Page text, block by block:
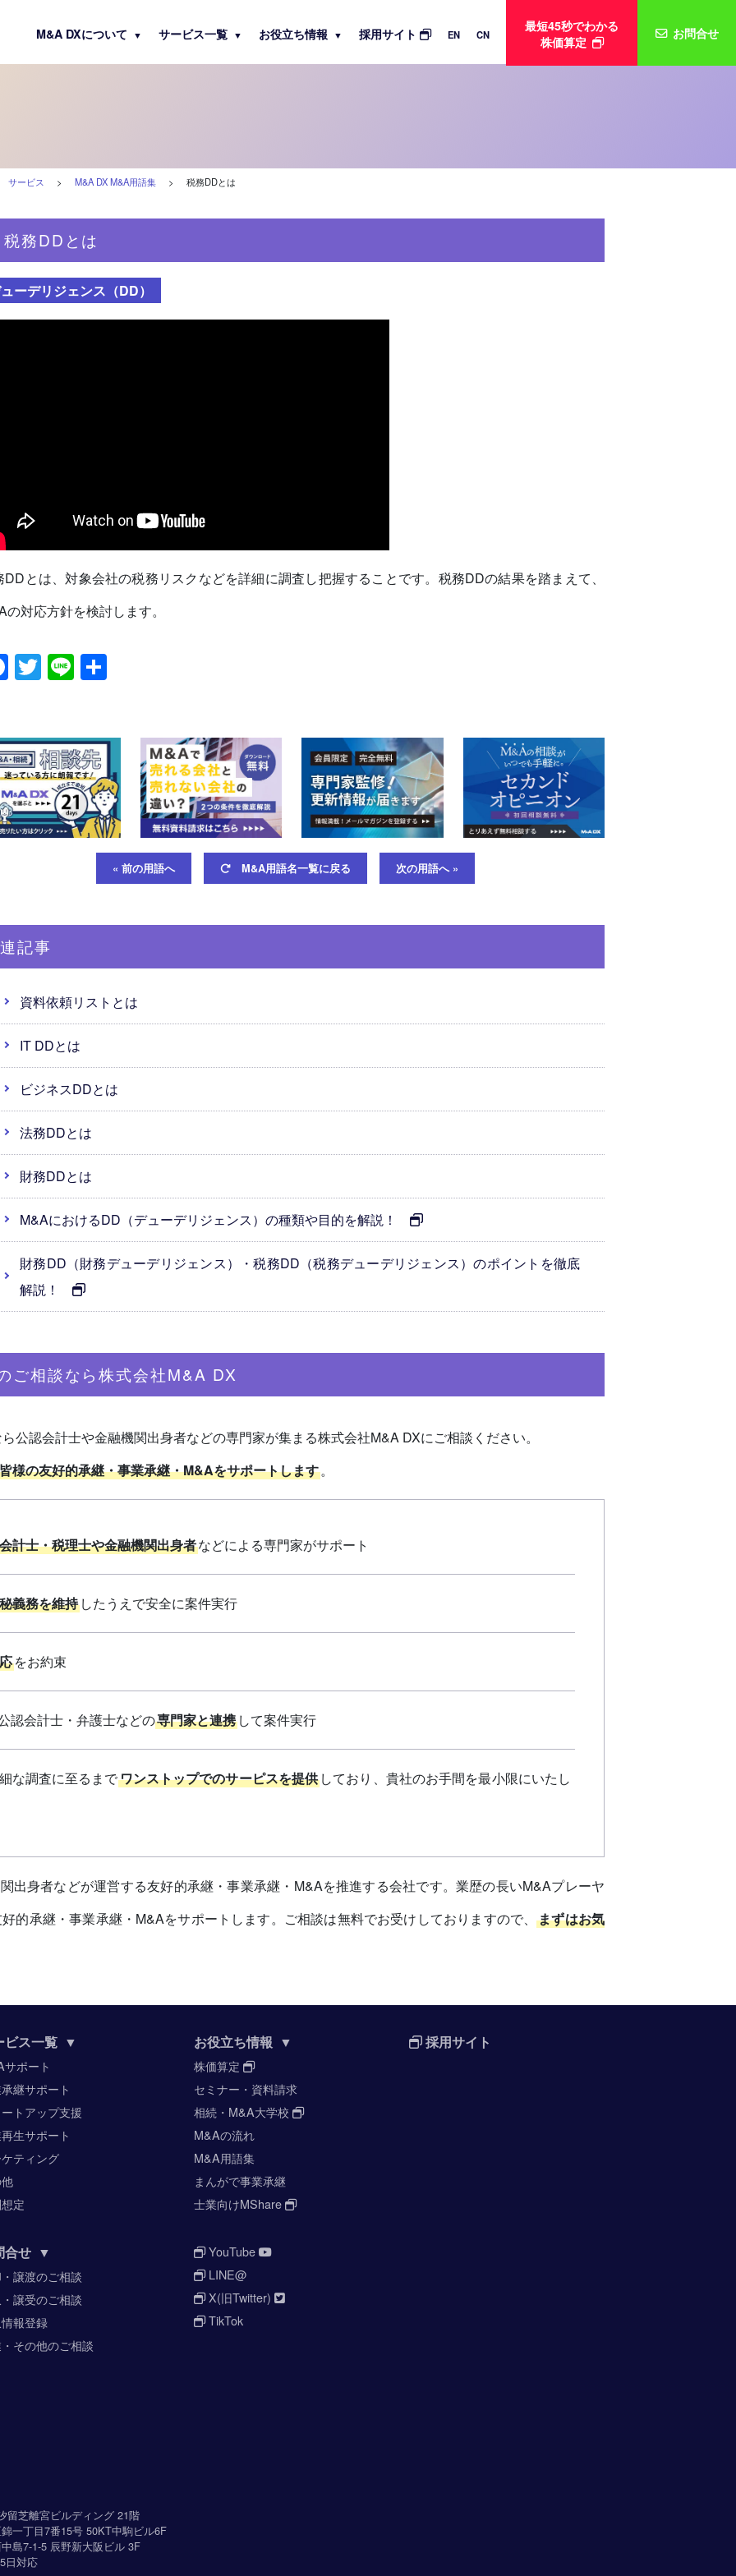
M&A DXについて ▼ サービス一覧 ▼ お役立ち情報 ▼ 採用サイト EN CN
最短45秒でわかる
株価算定
お問合せ
サービス > M&A DX M&A用語集 > 税務DDとは
務DDとは
ーデリジェンス（DD）
DDとは、対象会社の税務リスクなどを詳細に調査し把握することです。税務DDの結果を踏まえて、
の対応方針を検討します。
Facebook
Twitter
Line
« 前の用語へ M&A用語名一覧に戻る 次の用語へ »
記事
資料依頼リストとは
IT DDとは
ビジネスDDとは
法務DDとは
財務DDとは
M&AにおけるDD（デューデリジェンス）の種類や目的を解説！
財務DD（財務デューデリジェンス）・税務DD（税務デューデリジェンス）のポイントを徹底
解説！
ご相談なら株式会社M&A DX
公認会計士や金融機関出身者などの専門家が集まる株式会社M&A DXにご相談ください。
様の友好的承継・事業承継・M&Aをサポートします。
計士・税理士や金融機関出身者などによる専門家がサポート
義務を維持 したうえで安全に案件実行
をお約束
認会計士・弁護士などの専門家と連携 して案件実行
な調査に至るまでワンストップでのサーピスを提供 しており、貴社のお手間を最小限にいたし
出身者などが運営する友好的承継・事業承継・M&Aを推進する会社です。業歴の長いM&Aプレーヤ
的承継・事業承継・M&Aをサポートします。ご相談は無料でお受けしておりますので、まずはお気
ビス一覧 ▼
ポート
継サポート
トアップ支援
生サポート
ティング
定
お役立ち情報 ▼
株価算定
セミナー・資料請求
相続・M&A大学校
M&Aの流れ
M&A用語集
まんがで事業承継
士業向けMShare
採用サイト
合せ ▼
譲渡のご相談
譲受のご相談
報登録
その他のご相談
YouTube
LINE@
X(旧Twitter)
TikTok
留芝離宮ビルディング 21階
一丁目7番15号 50KT中駒ビル6F
島7-1-5 辰野新大阪ビル 3F
対応